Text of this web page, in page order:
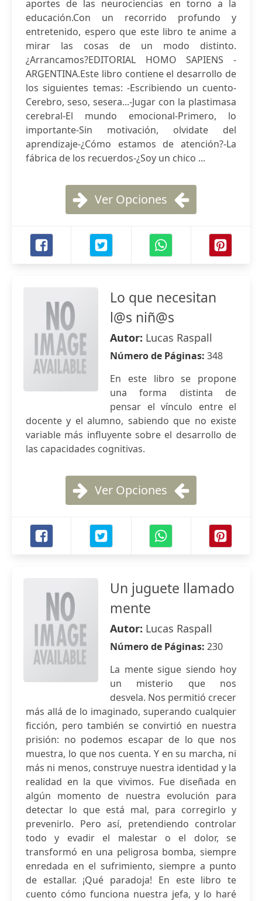
aportes de las neurociencias en torno a la
educación.Con un recorrido profundo y
entretenido, espero que este libro te anime a
mirar las cosas de un modo distinto.
¿Arrancamos?EDITORIAL HOMO SAPIENS -
ARGENTINA.Este libro contiene el desarrollo de
los siguientes temas: -Escribiendo un cuento-
Cerebro, seso, sesera...-Jugar con la plastimasa
cerebral-El mundo emocional-Primero, lo
importante-Sin motivación, olvidate del
aprendizaje-¿Cómo estamos de atención?-La
fábrica de los recuerdos-¿Soy un chico ...
Ver Opciones
Lo que necesitan
l@s niñ@s
Autor: Lucas Raspall
Número de Páginas: 348
En este libro se propone
una forma distinta de
pensar el vínculo entre el
docente y el alumno, sabiendo que no existe
variable más influyente sobre el desarrollo de
las capacidades cognitivas.
Ver Opciones
Un juguete llamado
mente
Autor: Lucas Raspall
Número de Páginas: 230
La mente sigue siendo hoy
un misterio que nos
desvela. Nos permitió crecer
más allá de lo imaginado, superando cualquier
ficción, pero también se convirtió en nuestra
prisión: no podemos escapar de lo que nos
muestra, lo que nos cuenta. Y en su marcha, ni
más ni menos, construye nuestra identidad y la
realidad en la que vivimos. Fue diseñada en
algún momento de nuestra evolución para
detectar lo que está mal, para corregirlo y
prevenirlo. Pero así, pretendiendo controlar
todo y evadir el malestar o el dolor, se
transformó en una peligrosa bomba, siempre
enredada en el sufrimiento, siempre a punto
de estallar. ¡Qué paradoja! En este libro te
cuento cómo funciona nuestra jefa, y lo haré